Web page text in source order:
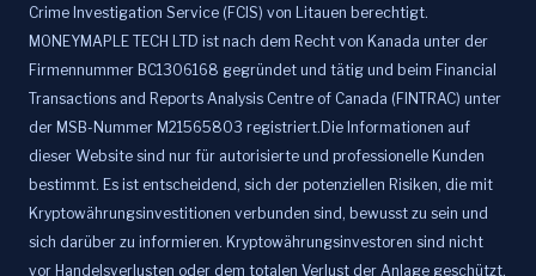
Crime Investigation Service (FCIS) von Litauen berechtigt.
MONEYMAPLE TECH LTD ist nach dem Recht von Kanada unter der
Firmennummer BC1306168 gegründet und tätig und beim Financial
Transactions and Reports Analysis Centre of Canada (FINTRAC) unter
der MSB-Nummer M21565803 registriert.Die Informationen auf
dieser Website sind nur für autorisierte und professionelle Kunden
bestimmt. Es ist entscheidend, sich der potenziellen Risiken, die mit
Kryptowährungsinvestitionen verbunden sind, bewusst zu sein und
sich darüber zu informieren. Kryptowährungsinvestoren sind nicht
vor Handelsverlusten oder dem totalen Verlust der Anlage geschützt.